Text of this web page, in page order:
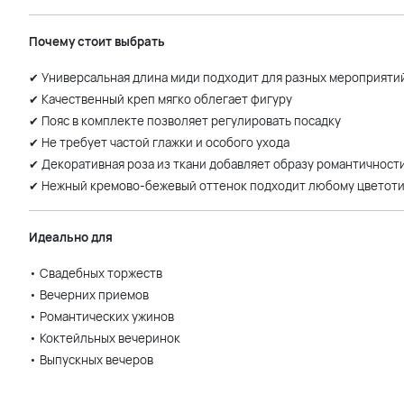
Почему стоит выбрать
✔ Универсальная длина миди подходит для разных
✔ Качественный креп мягко облегает фигуру
✔ Пояс в комплекте позволяет регулировать посадку
✔ Не требует частой глажки и особого ухода
✔ Декоративная роза из ткани добавляет образу
✔ Нежный кремово-бежевый оттенок подходит любому
Идеально для
• Свадебных торжеств
• Вечерних приемов
• Романтических ужинов
• Коктейльных вечеринок
• Выпускных вечеров